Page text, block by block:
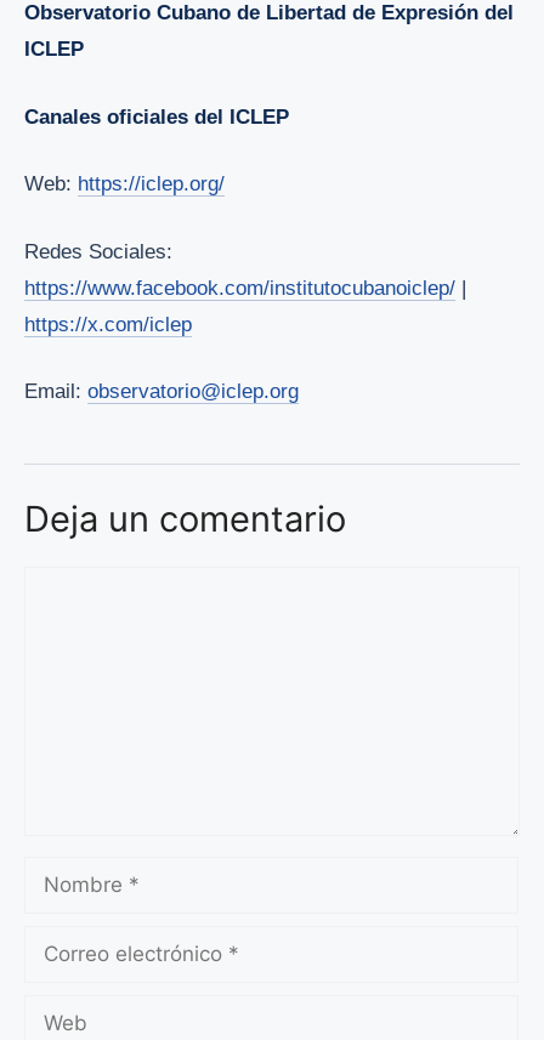
Observatorio Cubano de Libertad de Expresión del
ICLEP
Canales oficiales del ICLEP
Web: https://iclep.org/
Redes Sociales:
https://www.facebook.com/institutocubanoiclep/ |
https://x.com/iclep
Email: observatorio@iclep.org
Deja un comentario
Nombre
Correo
Web